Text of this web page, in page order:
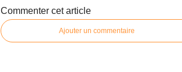
Commenter cet article
Ajouter un commentaire